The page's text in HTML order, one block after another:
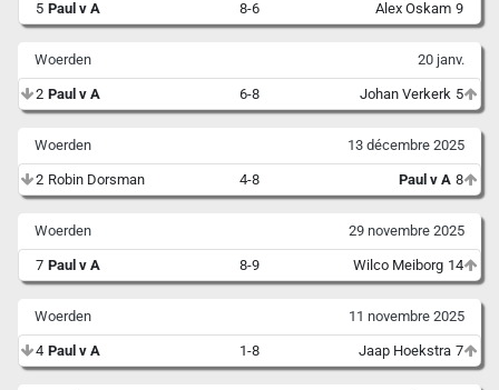
5 Paul v A 8-6 Alex Oskam 9
Woerden 20 janv.
2 Paul v A 6-8 Johan Verkerk 5
Woerden 13 décembre 2025
2 Robin Dorsman 4-8 Paul v A 8
Woerden 29 novembre 2025
7 Paul v A 8-9 Wilco Meiborg 14
Woerden 11 novembre 2025
4 Paul v A 1-8 Jaap Hoekstra 7